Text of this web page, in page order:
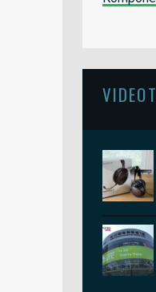
VIDEOT